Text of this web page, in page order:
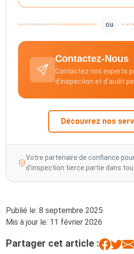
ou
Contactez-Nous
Contactez nos experts
d'inspection et d'audit
Découvrez nos
Votre partenaire de confiance
d'inspection tierce partie dans
Publié le: 8 septembre 2025
Mis à jour le: 11 février 2026
Partager cet article :